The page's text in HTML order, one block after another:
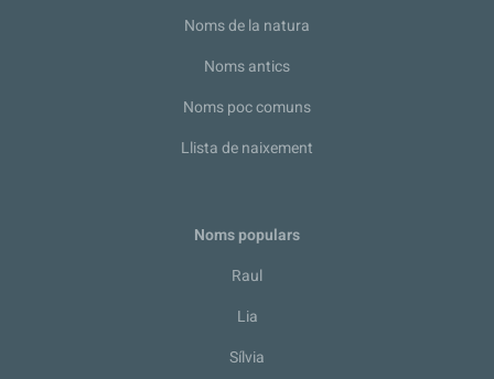
Noms de la natura
Noms antics
Noms poc comuns
Llista de naixement
Noms populars
Raul
Lia
Sílvia